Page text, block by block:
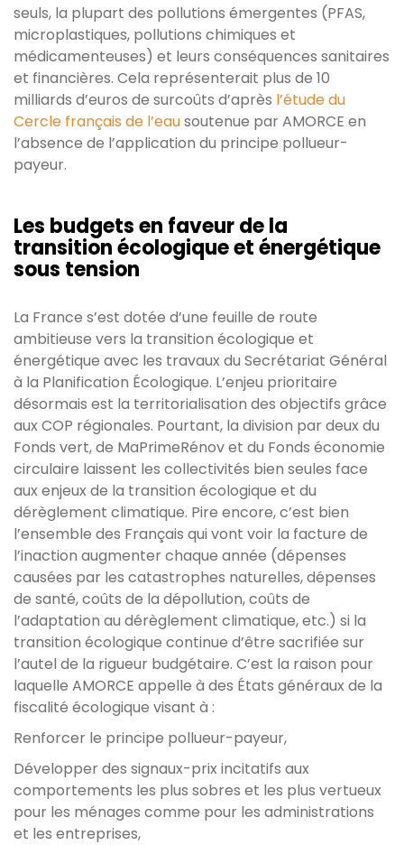
seuls, la plupart des pollutions émergentes (PFAS,
microplastiques, pollutions chimiques et
médicamenteuses) et leurs conséquences sanitaires
et financières. Cela représenterait plus de 10
milliards d’euros de surcoûts d’après l’étude du
Cercle français de l’eausoutenue par AMORCE en
l’absence de l’application du principe pollueur-
payeur.
Les budgets en faveur de la
transition écologique et énergétique
sous tension
La France s’est dotée d’une feuille de route
ambitieuse vers la transition écologique et
énergétique avec les travaux du Secrétariat Général
à la Planification Écologique. L’enjeu prioritaire
désormais est la territorialisation des objectifs grâce
aux COP régionales. Pourtant, la division par deux du
Fonds vert, de MaPrimeRénov et du Fonds économie
circulaire laissent les collectivités bien seules face
aux enjeux de la transition écologique et du
dérèglement climatique. Pire encore, c’est bien
l’ensemble des Français qui vont voir la facture de
l’inaction augmenter chaque année (dépenses
causées par les catastrophes naturelles, dépenses
de santé, coûts de la dépollution, coûts de
l’adaptation au dérèglement climatique, etc.) si la
transition écologique continue d’être sacrifiée sur
l’autel de la rigueur budgétaire. C’est la raison pour
laquelle AMORCE appelle à des États généraux de la
fiscalité écologique visant à :
Renforcer le principe pollueur-payeur,
Développer des signaux-prix incitatifs aux
comportements les plus sobres et les plus vertueux
pour les ménages comme pour les administrations
et les entreprises,